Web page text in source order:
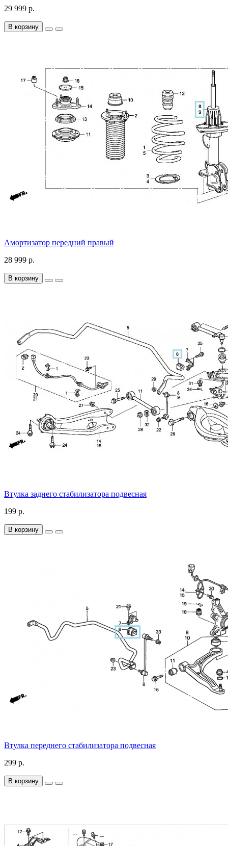
29 999 р.
В корзину
Амортизатор передний правый
28 999 р.
В корзину
Втулка заднего стабилизатора подвесная
199 р.
В корзину
Втулка переднего стабилизатора подвесная
299 р.
В корзину